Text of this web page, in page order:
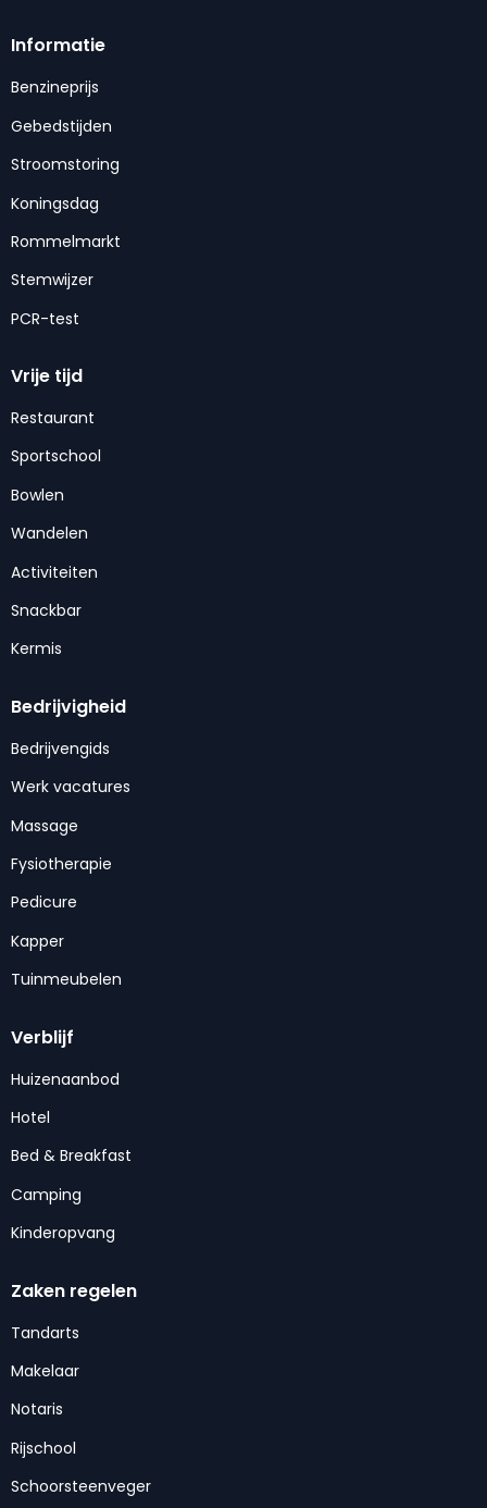
Informatie
Benzineprijs
Gebedstijden
Stroomstoring
Koningsdag
Rommelmarkt
Stemwijzer
PCR-test
Vrije tijd
Restaurant
Sportschool
Bowlen
Wandelen
Activiteiten
Snackbar
Kermis
Bedrijvigheid
Bedrijvengids
Werk vacatures
Massage
Fysiotherapie
Pedicure
Kapper
Tuinmeubelen
Verblijf
Huizenaanbod
Hotel
Bed & Breakfast
Camping
Kinderopvang
Zaken regelen
Tandarts
Makelaar
Notaris
Rijschool
Schoorsteenveger